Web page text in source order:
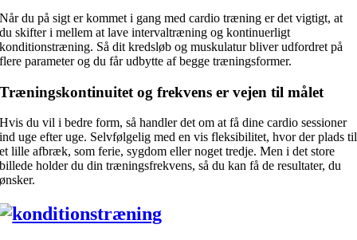
Når du på sigt er kommet i gang med cardio træning er det vigtigt, at
du skifter i mellem at lave intervaltræning og kontinuerligt
konditionstræning. Så dit kredsløb og muskulatur bliver udfordret på
flere parameter og du får udbytte af begge træningsformer.
Træningskontinuitet og frekvens er vejen til målet
Hvis du vil i bedre form, så handler det om at få dine cardio sessioner
ind uge efter uge. Selvfølgelig med en vis fleksibilitet, hvor der plads til
et lille afbræk, som ferie, sygdom eller noget tredje. Men i det store
billede holder du din træningsfrekvens, så du kan få de resultater, du
ønsker.